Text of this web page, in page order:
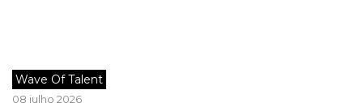
Wave Of Talent
08 julho 2026